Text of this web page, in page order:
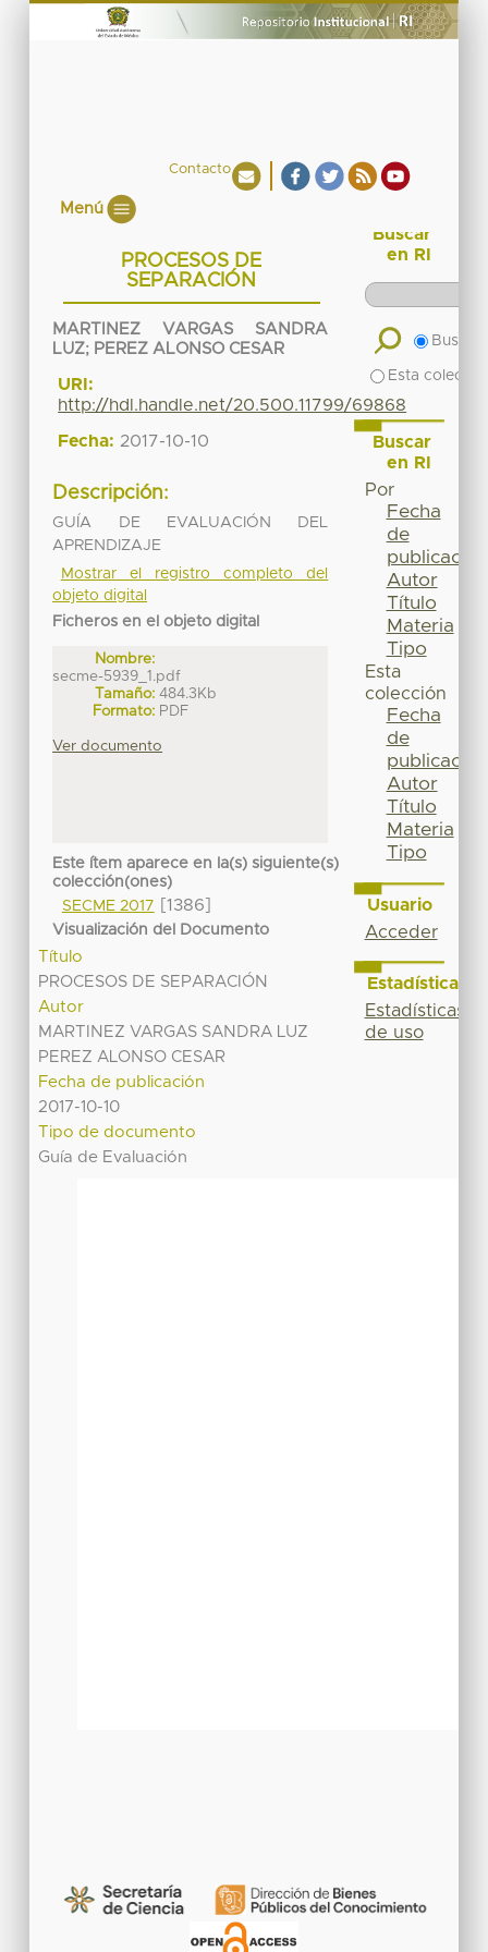
Contacto
Menú
PROCESOS DE
SEPARACIÓN
MARTINEZ VARGAS SANDRA
LUZ; PEREZ ALONSO CESAR
URI:
http://hdl.handle.net/20.500.11799/69868
Fecha: 2017-10-10
Descripción:
GUÍA DE EVALUACIÓN DEL
APRENDIZAJE
Mostrar el registro completo del
objeto digital
Ficheros en el objeto digital
Nombre:
secme-5939_1.pdf
Tamaño: 484.3Kb
Formato: PDF
Ver documento
Este ítem aparece en la(s) siguiente(s)
colección(ones)
SECME 2017
[1386]
Visualización del Documento
Título
PROCESOS DE SEPARACIÓN
Autor
MARTINEZ VARGAS SANDRA LUZ
PEREZ ALONSO CESAR
Fecha de publicación
2017-10-10
Tipo de documento
Guía de Evaluación
Buscar
en RI
Buscar
Esta
Buscar
en RI
Por
Fecha
de
publicación
Autor
Título
Materia
Tipo
Esta
colección
Fecha
de
publicación
Autor
Título
Materia
Tipo
Usuario
Acceder
Estadísticas
Estadísticas
de uso